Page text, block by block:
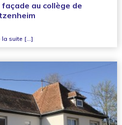
au collège de
la suite [...]